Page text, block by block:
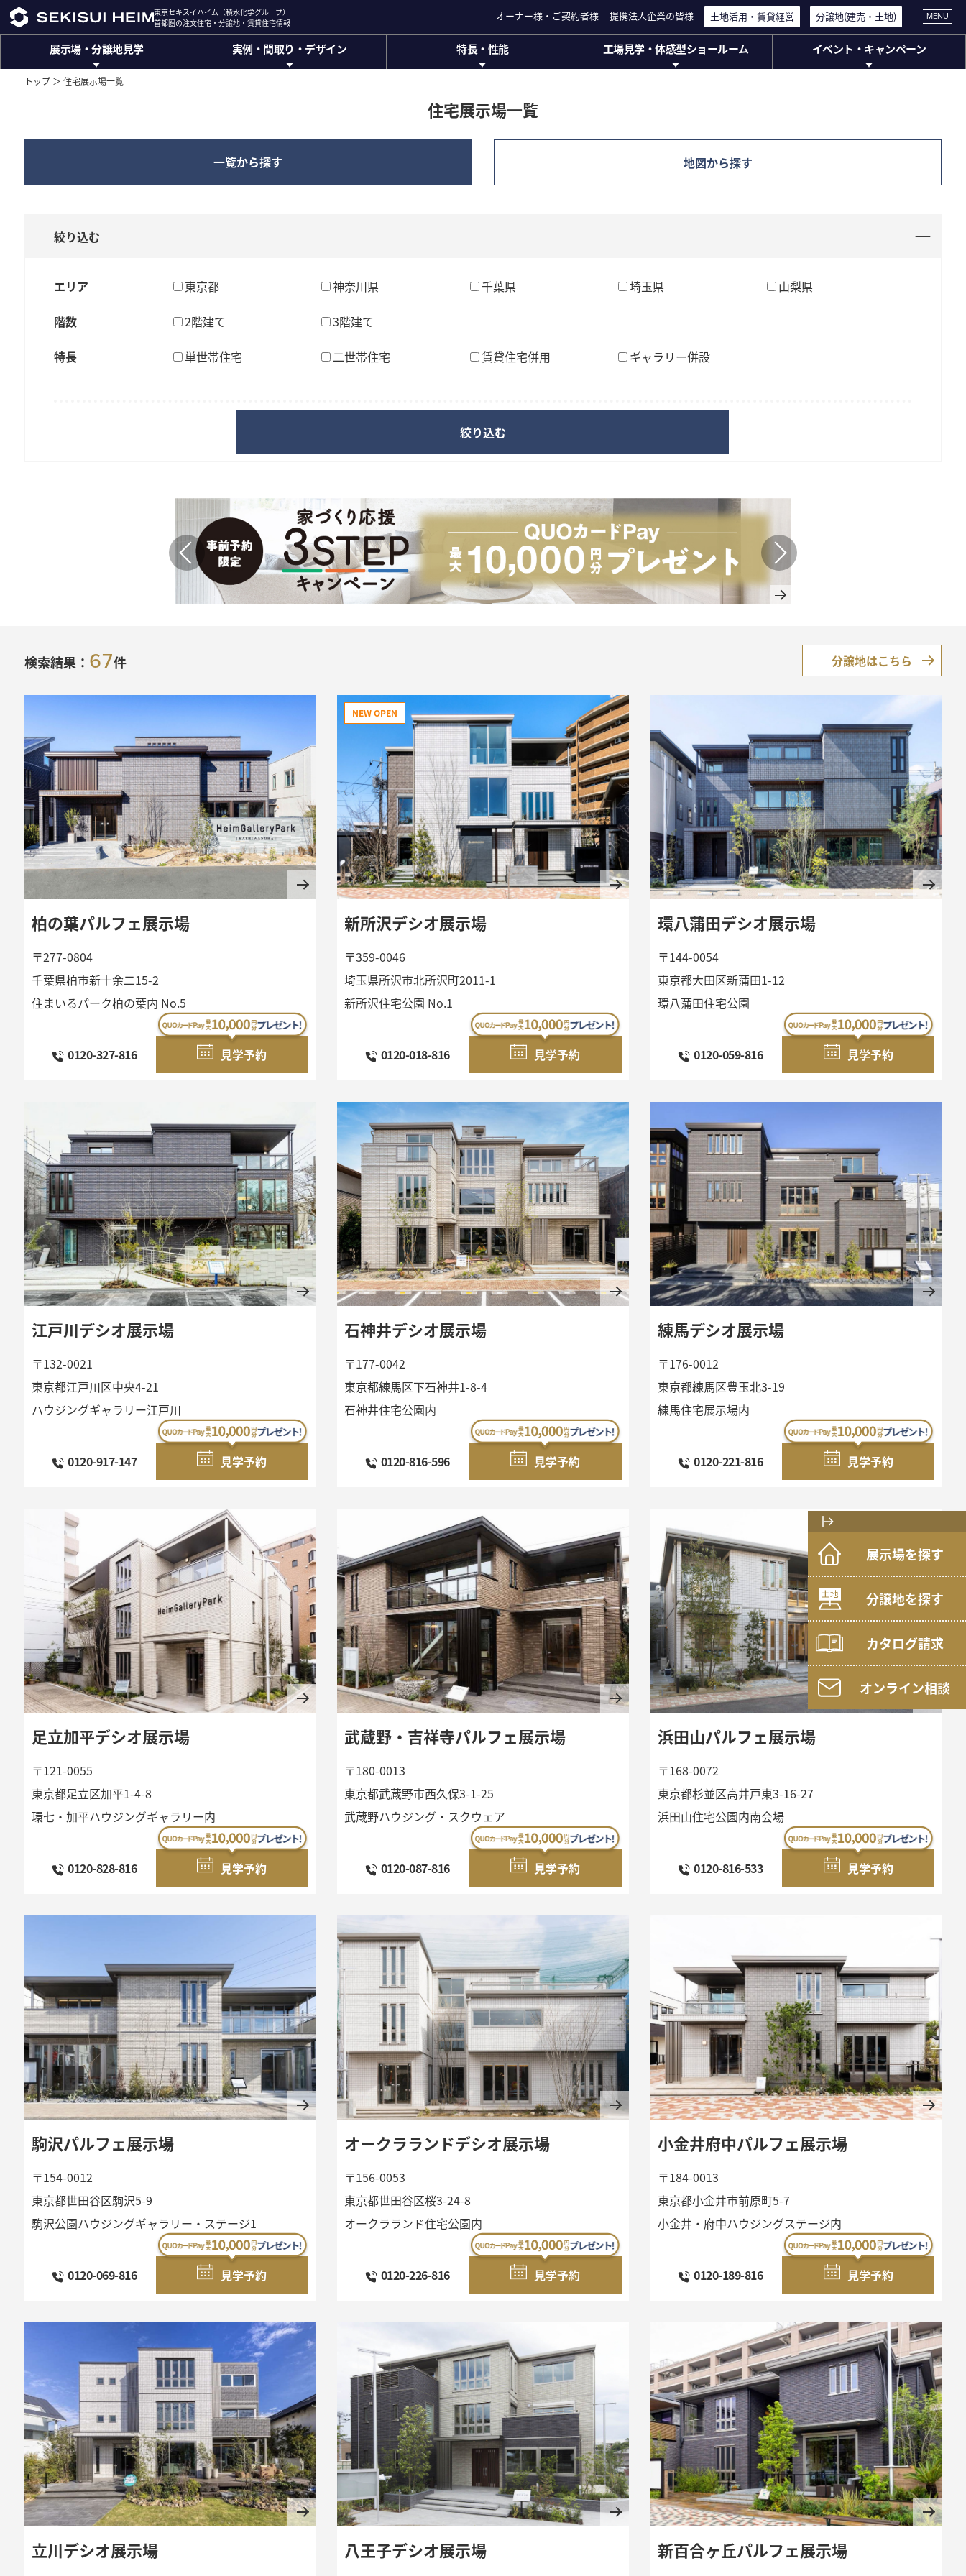
MENU
東京セキスイハイム（積水化学グループ）
首都圏の注文住宅・分譲地・賃貸住宅情報
オーナー様・ご契約者様 提携法人企業の皆様 土地活用・ 賃貸経営 分譲地(建売・ 土地)
展示場・分譲地見学 実例・間取り・デザイン 特長・性能 工場見学・体感型ショールーム イベント・キャンペーン
東京セキスイハイム（積水化学グループ）
首都圏の注文住宅・分譲地・賃貸住宅情報
オーナー様・ご契約者様 提携法人企業の皆様 土地活用・ 賃貸経営 分譲地(建売・ 土地)
展示場・分譲地見学
展示場
(ハイグレード注文住宅)
神奈川県
山梨県
(ハイクラス分譲ブランド)
(先進技術を活かしたまち)
実例・間取り・デザイン
インテリアデザイン
特長・性能
商品ラインナップ
工場見学・体感型ショールーム
ハイムプレミアムスクエア大宮
イベント・ キャンペーン
土地売却相談
(不動産会社様はこちら)
ご契約者様サポート
会社概要
採用情報
カタログ請求
「住まい選び」ガイド 家づくり相談窓口 間取り作成 メルマガ登録 お問い合わせ一覧
わたしたちの社会貢献活用ー防犯対策への協力ー
展示場を探す
分譲地を探す
カタログ請求
オンライン相談
トップ ＞ 住宅展示場一覧
キ
ス
ハ
ウ
ス
一
覧
住宅展示場一覧
一覧から探す 地図から探す
絞り込む
エリア 東京都 神奈川県 千葉県 埼玉県 山梨県
階数 2階建て 3階建て
特長 単世帯住宅 二世帯住宅 賃貸住宅併用 ギャラリー併設
絞り込む
検索結果： 67件 分譲地はこちら
柏の葉パルフェ展示場
〒277-0804
千葉県柏市新十余二15-2
住まいるパーク柏の葉内 No.5
0120-327-816 見学予約
NEW OPEN
新所沢デシオ展示場
〒359-0046
埼玉県所沢市北所沢町2011-1
新所沢住宅公園 No.1
0120-018-816 見学予約
環八蒲田デシオ展示場
〒144-0054
東京都大田区新蒲田1-12
環八蒲田住宅公園
0120-059-816 見学予約
江戸川デシオ展示場
〒132-0021
東京都江戸川区中央4-21
ハウジングギャラリー江戸川
0120-917-147 見学予約
石神井デシオ展示場
〒177-0042
東京都練馬区下石神井1-8-4
石神井住宅公園内
0120-816-596 見学予約
練馬デシオ展示場
〒176-0012
東京都練馬区豊玉北3-19
練馬住宅展示場内
0120-221-816 見学予約
足立加平デシオ展示場
〒121-0055
東京都足立区加平1-4-8
環七・加平ハウジングギャラリー内
0120-828-816 見学予約
武蔵野・吉祥寺パルフェ展示場
〒180-0013
東京都武蔵野市西久保3-1-25
武蔵野ハウジング・スクウェア
0120-087-816 見学予約
浜田山パルフェ展示場
〒168-0072
東京都杉並区高井戸東3-16-27
浜田山住宅公園内南会場
0120-816-533 見学予約
駒沢パルフェ展示場
〒154-0012
東京都世田谷区駒沢5-9
駒沢公園ハウジングギャラリー・ステージ1
0120-069-816 見学予約
オークラランドデシオ展示場
〒156-0053
東京都世田谷区桜3-24-8
オークラランド住宅公園内
0120-226-816 見学予約
小金井府中パルフェ展示場
〒184-0013
東京都小金井市前原町5-7
小金井・府中ハウジングステージ内
0120-189-816 見学予約
立川デシオ展示場 八王子デシオ展示場 新百合ヶ丘パルフェ展示場